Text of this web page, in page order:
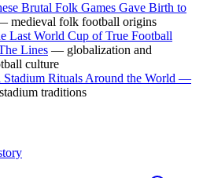
Brutal Folk Games Gave Birth to
medieval folk football origins
Last World Cup of True Football
Lines — globalization and
culture
Stadium Rituals Around the World —
traditions